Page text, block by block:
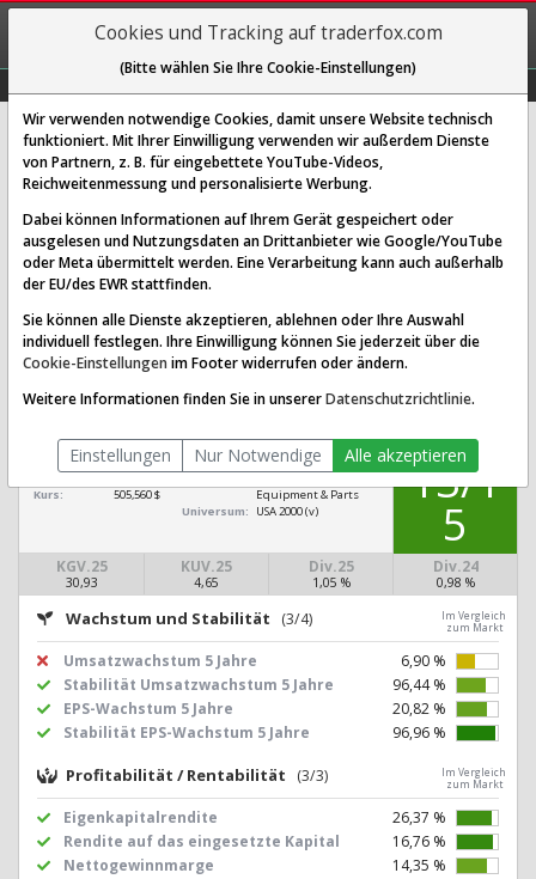
REGIS-
TRIEREN
Hubbell Aktie: Realtime-Kurs &
Analyse (A2ACSM | HUBB)
SCORING SYSTEMS:
Qualitäts-Check Dividenden-Check
Wachstums-Check
Robustheits-Check
Qualitäts-Check:Ist die Aktie zum Investieren
Infos zum Score
Hubbell[HUBB A2ACSM US4435106079]
Börsenwert: 26,852 Mrd. $
Kurs:
505,560 $
Sektor:
Industrials / Electrical
Equipment & Parts
Universum:
USA 2000 (v)
KGV.25
30,93
KUV.25
4,65
Div.25
1,05 %
Div.24
0,98 %
13/1
5
Wachstum und Stabilität (3/4)
Im Vergleich
zum Markt
Umsatzwachstum 5 Jahre
6,90 %
Stabilität Umsatzwachstum 5 Jahre
96,44 %
EPS-Wachstum 5 Jahre
20,82 %
Stabilität EPS-Wachstum 5 Jahre
96,96 %
Profitabilität / Rentabilität (3/3)
Im Vergleich
zum Markt
Eigenkapitalrendite
26,37 %
Rendite auf das eingesetzte Kapital
16,76 %
Nettogewinnmarge
14,35 %
Cookies und Tracking auf traderfox.com
(Bitte wählen Sie Ihre Cookie-Einstellungen)
Wir verwenden notwendige Cookies, damit unsere Website technisch
funktioniert. Mit Ihrer Einwilligung verwenden wir außerdem Dienste
von Partnern, z. B. für eingebettete YouTube-Videos,
Reichweitenmessung und personalisierte Werbung.
Dabei können Informationen auf Ihrem Gerät gespeichert oder
ausgelesen und Nutzungsdaten an Drittanbieter wie Google/YouTube
oder Meta übermittelt werden. Eine Verarbeitung kann auch außerhalb
der EU/des EWR stattfinden.
Sie können alle Dienste akzeptieren, ablehnen oder Ihre Auswahl
individuell festlegen. Ihre Einwilligung können Sie jederzeit über die
Cookie-Einstellungen im Footer widerrufen oder ändern.
Weitere Informationen finden Sie in unsererDatenschutzrichtlinie.
Einstellungen Nur Notwendige Alle akzeptieren